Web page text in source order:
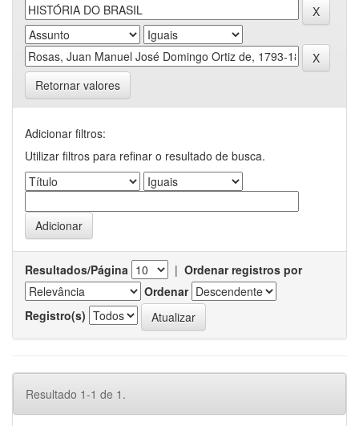
Retornar valores
Adicionar filtros:
Utilizar filtros para refinar o resultado de busca.
Resultados/Página | Ordenar registros por
Ordenar
Registro(s)
Resultado 1-1 de 1.